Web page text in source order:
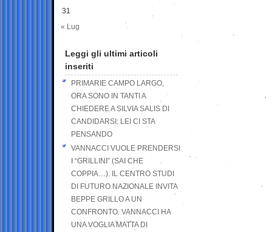
31
« Lug
Leggi gli ultimi articoli
inseriti
PRIMARIE CAMPO LARGO,
ORA SONO IN TANTI A
CHIEDERE A SILVIA SALIS DI
CANDIDARSI: LEI CI STA
PENSANDO
VANNACCI VUOLE PRENDERSI
I “GRILLINI” (SAI CHE
COPPIA…). IL CENTRO STUDI
DI FUTURO NAZIONALE INVITA
BEPPE GRILLO A UN
CONFRONTO. VANNACCI HA
UNA VOGLIA MATTA DI